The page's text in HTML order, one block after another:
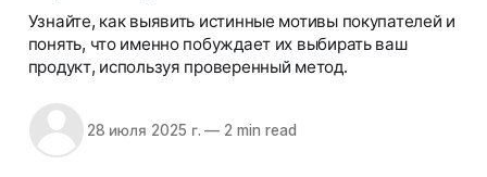
Узнайте, как выявить истинные мотивы покупателей и
понять, что именно побуждает их выбирать ваш
продукт, используя проверенный метод.
28 июля 2025 г. — 2 min read